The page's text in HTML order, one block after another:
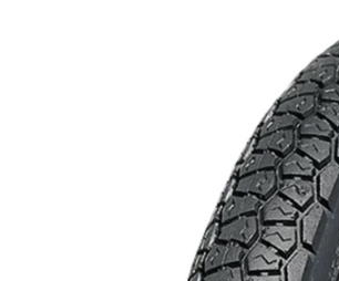
https://www.doctortrotineta.ro/frane